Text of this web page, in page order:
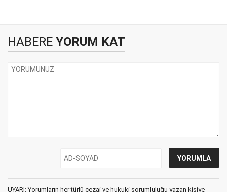
HABERE YORUM KAT
UYARI: Yorumların her türlü cezai ve hukuki sorumluluğu yazan kişiye